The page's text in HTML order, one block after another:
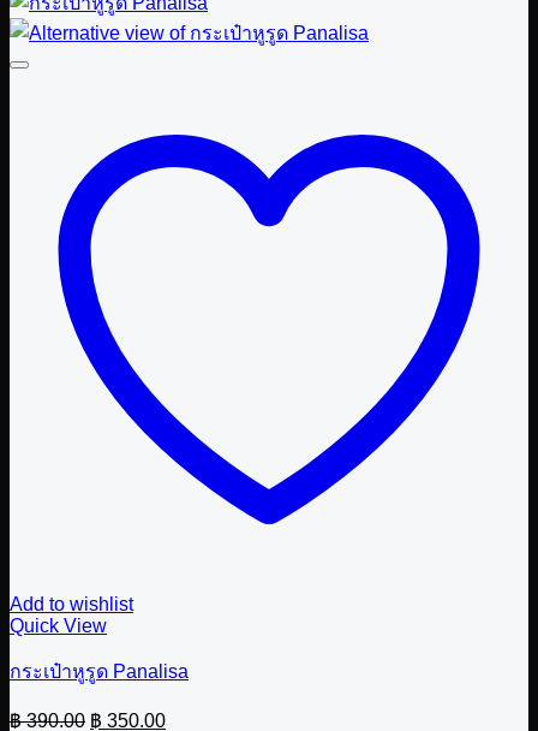
Add to wishlist
Quick View
กระเป๋าหูรูด Panalisa
฿390.00 Original
฿ 350.00Current